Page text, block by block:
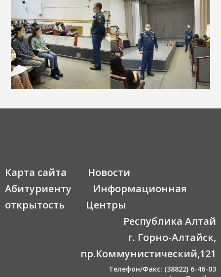
Карта сайта
Новости
Абитуриенту
Информационная
открытость
Центры
Республика Алтай
г. Горно-Алтайск,
пр.Коммунистический,121
Телефон/Факс: (38822) 6-46-03